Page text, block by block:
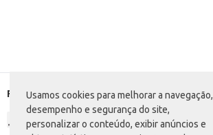
Usamos cookies para melhorar a navegação,
desempenho e segurança do site,
personalizar o conteúdo, exibir anúncios e
Formas de pagamento